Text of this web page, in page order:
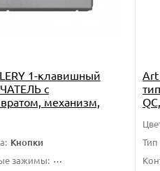
1-клавишный
с
механизм,
клеммы,
GAL000315S
Кнопки
зажимы: быстрозажимные
Art
Тип